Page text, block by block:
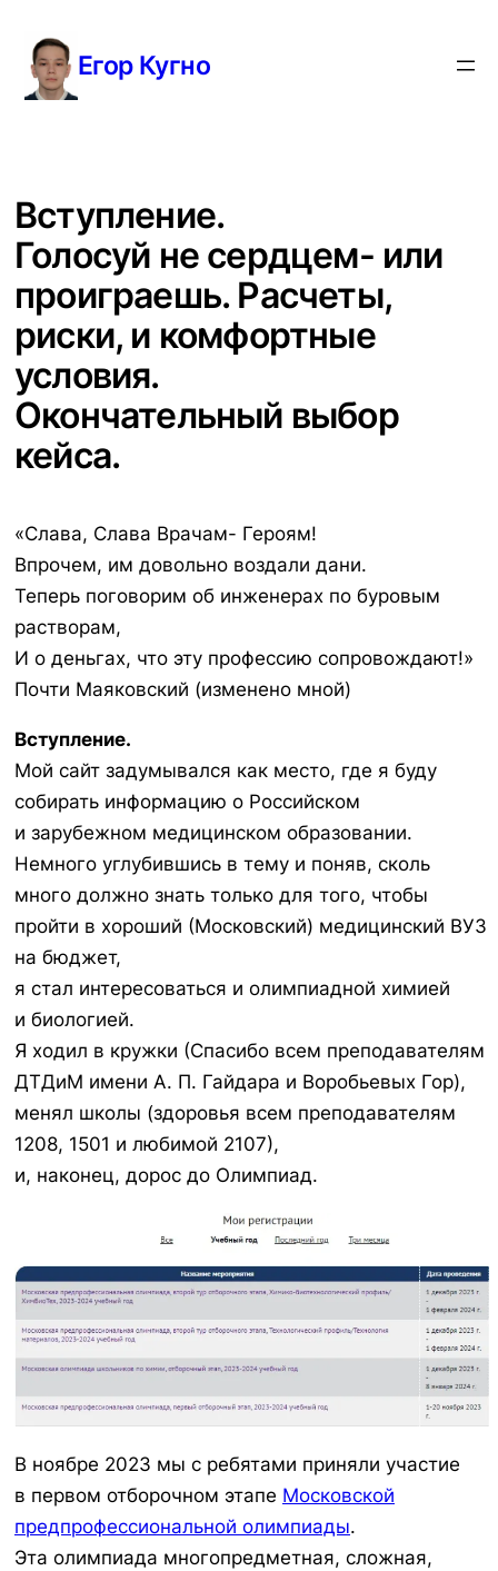
содержимому
Егор Кугно
Вступление.
Голосуй не сердцем- или
проиграешь. Расчеты,
риски, и комфортные
условия.
Окончательный выбор
кейса.
«Слава, Слава Врачам- Героям!
Впрочем, им довольно воздали дани.
Теперь поговорим об инженерах по буровым
растворам,
И о деньгах, что эту профессию сопровождают!»
Почти Маяковский (изменено мной)
Вступление.
Мой сайт задумывался как место, где я буду
собирать информацию о Российском
и зарубежном медицинском образовании.
Немного углубившись в тему и поняв, сколь
много должно знать только для того, чтобы
пройти в хороший (Московский) медицинский ВУЗ
на бюджет,
я стал интересоваться и олимпиадной химией
и биологией.
Я ходил в кружки (Спасибо всем преподавателям
ДТДиМ имени А. П. Гайдара и Воробьевых Гор),
менял школы (здоровья всем преподавателям
1208, 1501 и любимой 2107),
и, наконец, дорос до Олимпиад.
В ноябре 2023 мы с ребятами приняли участие
в первом отборочном этапе Московской
предпрофессиональной олимпиады.
Эта олимпиада многопредметная, сложная,